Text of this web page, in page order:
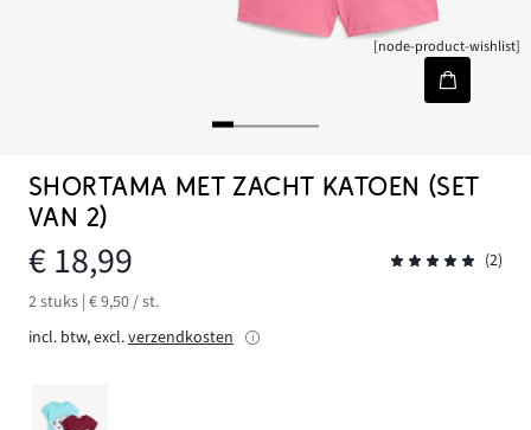
[node-product-wishlist]
SHORTAMA MET ZACHT KATOEN (SET
VAN 2)
€ 18,99
(2)
2 stuks | € 9,50 / st.
incl. btw, excl.verzendkosten